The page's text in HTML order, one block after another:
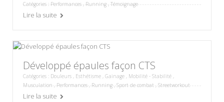
Catégories : Performances , Running,Témoignage
Lire la suite
Développé épaules façon CTS
Catégories : Douleurs Esthétisme Gainage Mobilité - Stabilité
Musculation,Performances,Running,Sport de combat ,Streetworkout
Lire la suite